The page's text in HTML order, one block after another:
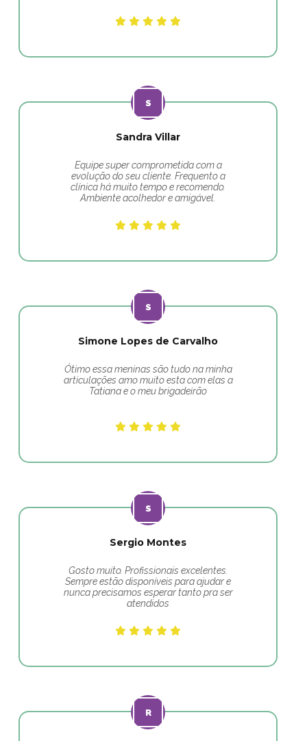
Sandra Villar
Equipe super comprometida com a
evolução do seu cliente. Frequento a
clínica há muito tempo e recomendo.
Ambiente acolhedor e amigável.
Simone Lopes de Carvalho
Ótimo essa meninas são tudo na minha
articulações amo muito esta com elas a
Tatiana e o meu brigadeirão
Sergio Montes
Gosto muito. Profissionais excelentes.
Sempre estão disponíveis para ajudar e
nunca precisamos esperar tanto pra ser
atendidos